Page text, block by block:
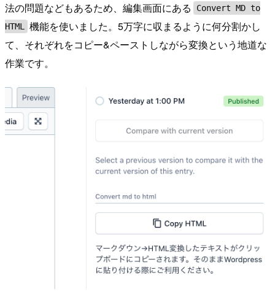
法の問題などもあるため、編集画面にある
Convert MD to
HTML
機能を使いました。5万字に収まるように何分割かし
て、それぞれをコピー&ペーストしながら変換という地道な
作業です。